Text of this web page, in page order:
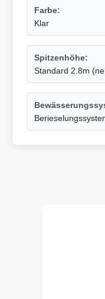
Farbe:
Klar
Spitzenhöhe:
Standard 2.8m